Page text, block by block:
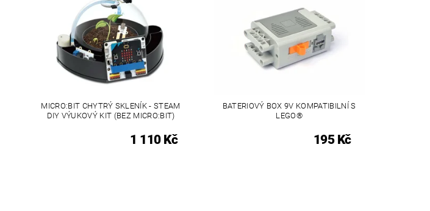
MICRO:BIT CHYTRÝ SKLENÍK - STEAM
DIY VÝUKOVÝ KIT (BEZ MICRO:BIT)
1 110 Kč
BATERIOVÝ BOX 9V KOMPATIBILNÍ S
LEGO®
195 Kč